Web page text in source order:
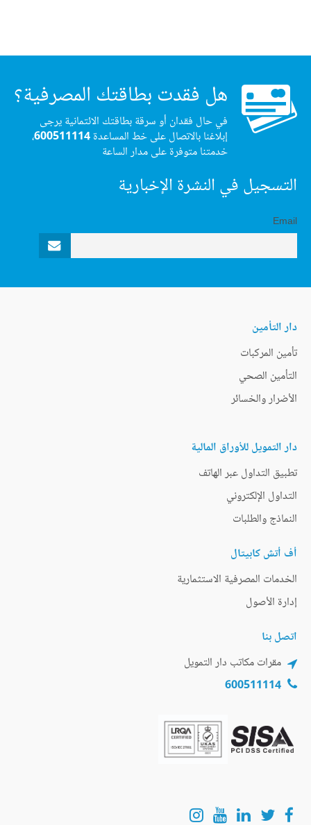
هل فقدت بطاقتك المصرفية؟
في حال فقدان أو سرقة بطاقتك الائتمانية يرجى
إبلاغنا بالاتصال على خط المساعدة600511114،
خدمتنا متوفرة على مدار الساعة
التسجيل في النشرة الإخبارية
Email
دار التأمين
تأمين المركبات
التأمين الصحي
الأضرار والخسائر
دار التمويل للأوراق المالية
تطبيق التداول عبر الهاتف
التداول الإلكتروني
النماذج والطلبات
أف أتش كابيتال
الخدمات المصرفية الاستثمارية
إدارة الأصول
اتصل بنا
مقرات مكاتب دار التمويل
600511114